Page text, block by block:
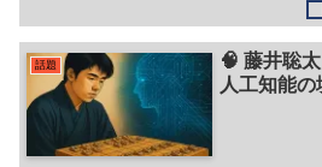
話題
🧠 藤井聡
人工知能